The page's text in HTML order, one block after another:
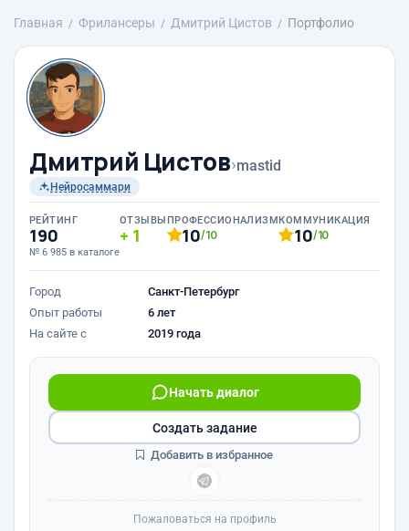
Главная Фрилансеры Дмитрий Цистов Портфолио
Дмитрий Цистов›mastid
Нейросаммари
РЕЙТИНГ
190
№ 6 985 в каталоге
ОТЗЫВЫ
1
ПРОФЕССИОНАЛИЗМ
10/10
КОММУНИКАЦИЯ
10/10
Город
Санкт-Петербург
Опыт работы
6 лет
На сайте с
2019 года
Начать диалог
Создать задание
Добавить в избранное
Пожаловаться на профиль